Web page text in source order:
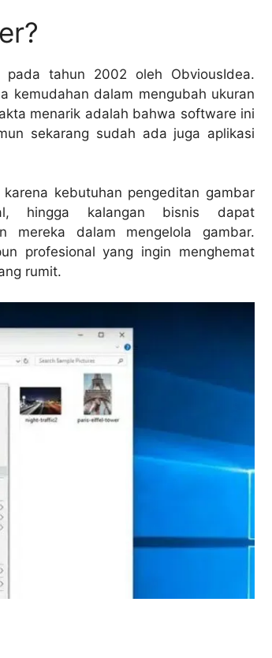
tahun 2002 oleh ObviousIdea.
kemudahan dalam mengubah ukuran
menarik adalah bahwa software ini
sekarang sudah ada juga aplikasi
kebutuhan pengeditan gambar
hingga kalangan bisnis dapat
mereka dalam mengelola gambar.
profesional yang ingin menghemat
rumit.